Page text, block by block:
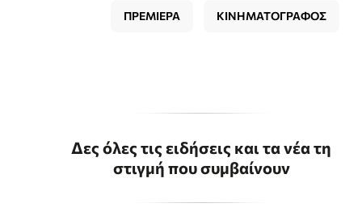
ΠΡΕΜΙΕΡΑ ΚΙΝΗΜΑΤΟΓΡΑΦΟΣ
Δες όλες τις ειδήσεις και τα νέα τη
στιγμή που συμβαίνουν